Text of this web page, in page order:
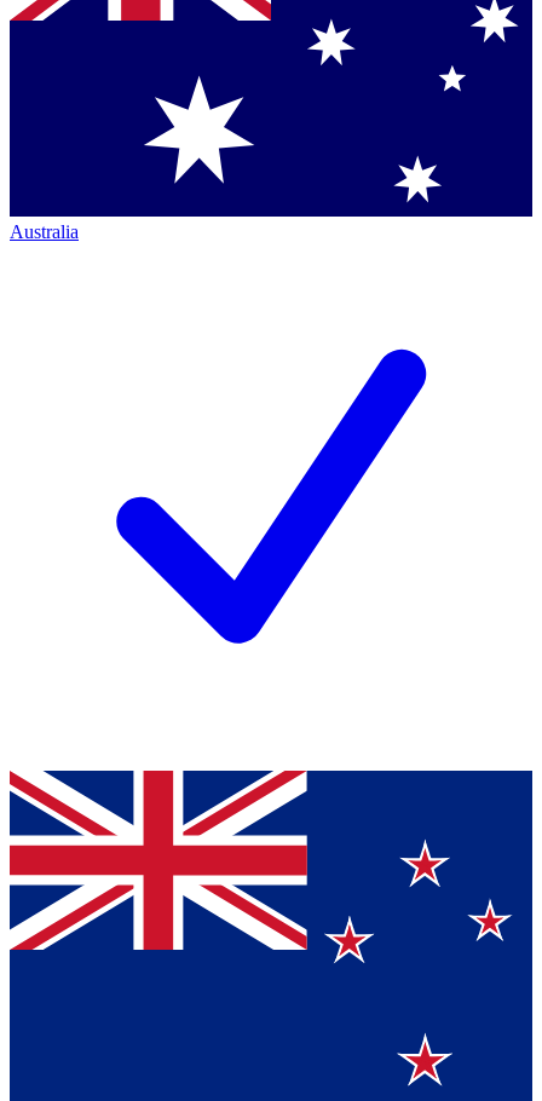
Australia